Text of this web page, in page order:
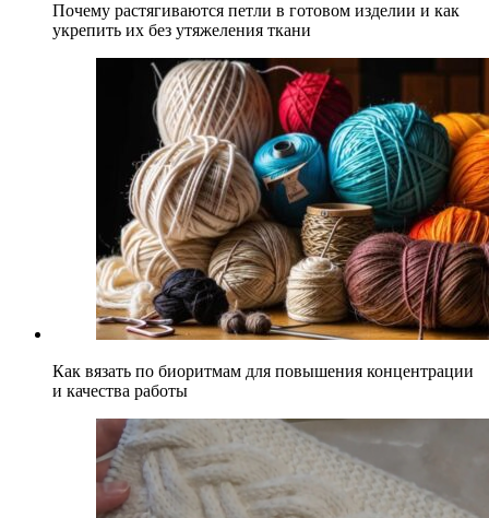
Почему растягиваются петли в готовом изделии и как
укрепить их без утяжеления ткани
Как вязать по биоритмам для повышения концентрации
и качества работы